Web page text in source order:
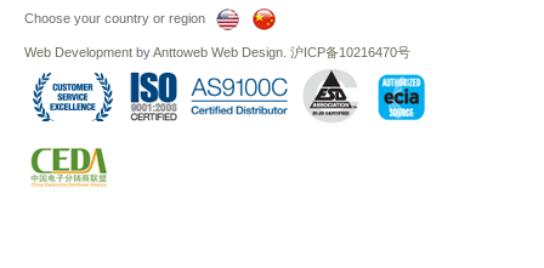
Choose your country or region
Web Development byAnttoweb Web Design 沪ICP备10216470号